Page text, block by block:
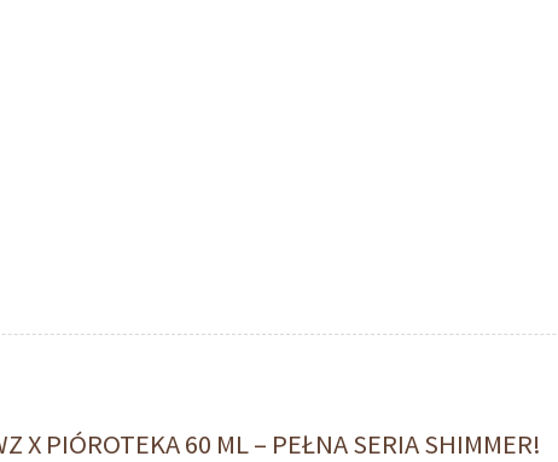
X PIÓROTEKA 60 ML – PEŁNA SERIA SHIMMER!